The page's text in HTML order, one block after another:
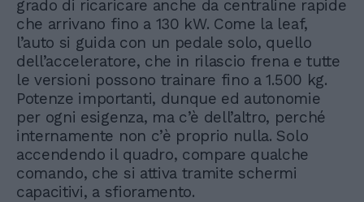
grado di ricaricare anche da centraline rapide
che arrivano fino a 130 kW. Come la leaf,
l’auto si guida con un pedale solo, quello
dell’acceleratore, che in rilascio frena e tutte
le versioni possono trainare fino a 1.500 kg.
Potenze importanti, dunque ed autonomie
per ogni esigenza, ma c’è dell’altro, perché
internamente non c’è proprio nulla. Solo
accendendo il quadro, compare qualche
comando, che si attiva tramite schermi
capacitivi, a sfioramento.